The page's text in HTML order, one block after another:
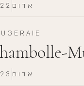
אדום
אדום